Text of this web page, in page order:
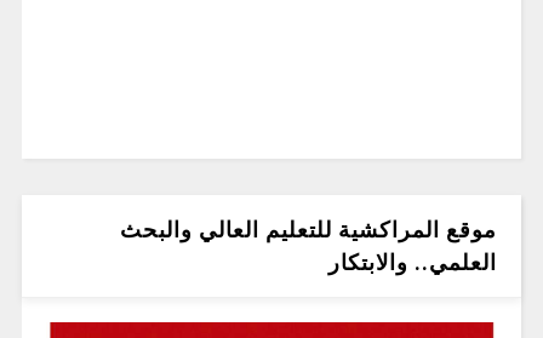
موقع المراكشية للتعليم العالي والبحث
العلمي.. والابتكار